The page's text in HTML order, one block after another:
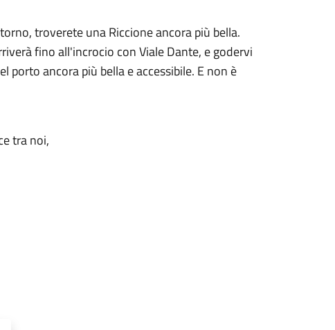
troverete una Riccione ancora più bella.
fino all'incrocio con Viale Dante, e godervi
porto ancora più bella e accessibile. E non è
tra noi,